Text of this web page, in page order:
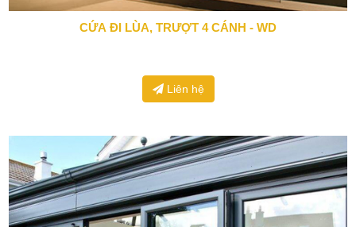
0943 666 466
CỨA ĐI LÙA, TRƯỢT 4 CÁNH - WD
Liên hệ